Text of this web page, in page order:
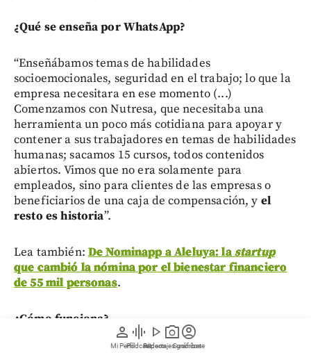
person
Mi Perfil
graphic_eq
Pódcast
play_arrow
Videos
photo_camera
Reportajes gráficos
account_circle
Suscríbete
¿Qué se enseña por WhatsApp?
“Enseñábamos temas de habilidades
socioemocionales, seguridad en el trabajo; lo que la
empresa necesitara en ese momento (...)
Comenzamos con Nutresa, que necesitaba una
herramienta un poco más cotidiana para apoyar y
contener a sus trabajadores en temas de habilidades
humanas; sacamos 15 cursos, todos contenidos
abiertos. Vimos que no era solamente para
empleados, sino para clientes de las empresas o
beneficiarios de una caja de compensación, y el
resto es historia”.
Lea también: De Nominapp a Aleluya: lastartup
que cambió la nómina por el bienestar financiero
de 55 mil personas.
¿Cómo funciona?